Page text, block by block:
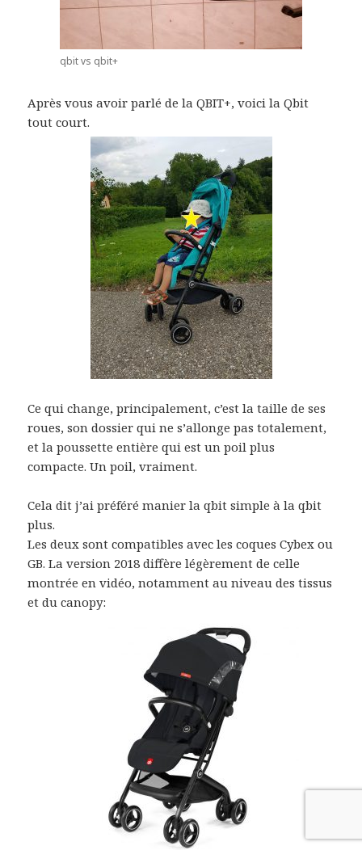
qbit vs qbit+
Après vous avoir parlé de la QBIT+, voici la Qbit
tout court.
Ce qui change, principalement, c’est la taille de ses
roues, son dossier qui ne s’allonge pas totalement,
et la poussette entière qui est un poil plus
compacte. Un poil, vraiment.
Cela dit j’ai préféré manier la qbit simple à la qbit
plus.
Les deux sont compatibles avec les coques Cybex ou
GB. La version 2018 diffère légèrement de celle
montrée en vidéo, notamment au niveau des tissus
et du canopy: